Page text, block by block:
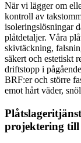
När vi lägger om
kontroll av
isoleringslösningar
plåtdetaljer. Våra
skivtäckning,
säkert och estetiskt
driftstopp i
BRF:er och större
emot hårt väder,
projektering